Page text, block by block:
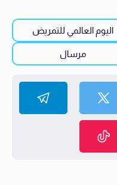
اليوم العالمي للتمريض
مرسال